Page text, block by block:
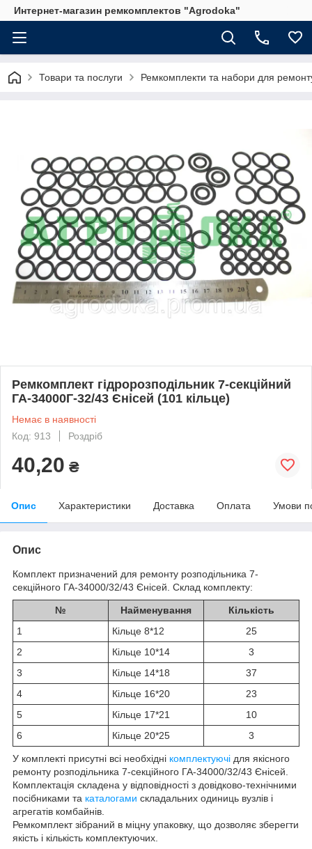
Интернет-магазин ремкомплектов "Agrodoka"
Товари та послуги Ремкомплекти та набори для
Ремкомплект гідророзподільник 7-секційний
ГА-34000Г-32/43 Єнісей (101 кільце)
Немає в наявності
Код: 913
Роздріб
40,20 ₴
Опис Характеристики Доставка Оплата Умови
Опис
Комплект призначений для ремонту розподільника 7-
секційного ГА-34000/32/43 Єнісей. Склад комплекту:
№ Найменування
Кількість
1
Кільце 8*12
25
2
Кільце 10*14
3
3
Кільце 14*18
37
4
Кільце 16*20
23
5
Кільце 17*21
10
6
Кільце 20*25 3
У комплекті присутні всі необхідні комплектуючі для якісного
ремонту розподільника 7-секційного ГА-34000/32/43 Єнісей.
Комплектація складена у відповідності з довідково-технічними
посібниками та каталогами складальних одиниць вузлів і
агрегатів комбайнів.
Ремкомплект зібраний в міцну упаковку, що дозволяє зберегти
якість і кількість комплектуючих.